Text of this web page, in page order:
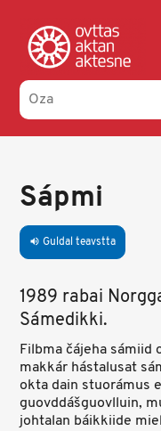
main
content
Sápmi
volume_up Guldal teavstta
1989 rabai
Sámedikki.
Filbma čájeha sámiid
makkár hástalusat
okta dain stuorámus
guovddášguovlluin,
johtalan báikkiide